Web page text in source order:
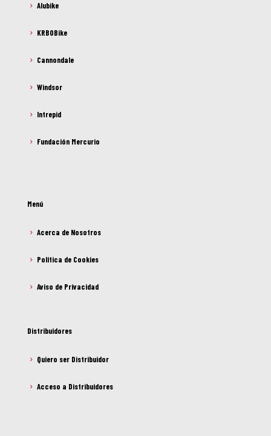
Alubike
KRBOBike
Cannondale
Windsor
Intrepid
Fundación Mercurio
Menú
Acerca de Nosotros
Política de Cookies
Aviso de Privacidad
Distribuidores
Quiero ser Distribuidor
Acceso a Distribuidores